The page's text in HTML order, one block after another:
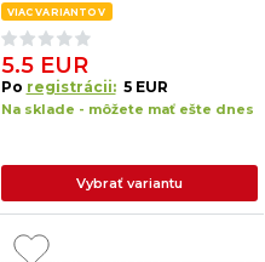
VIAC VARIANTOV
5.5 EUR
Po registrácii: 5 EUR
Na sklade - môžete mať ešte dnes
Vybrať variantu